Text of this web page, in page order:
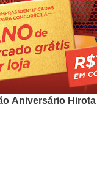
Aniversário